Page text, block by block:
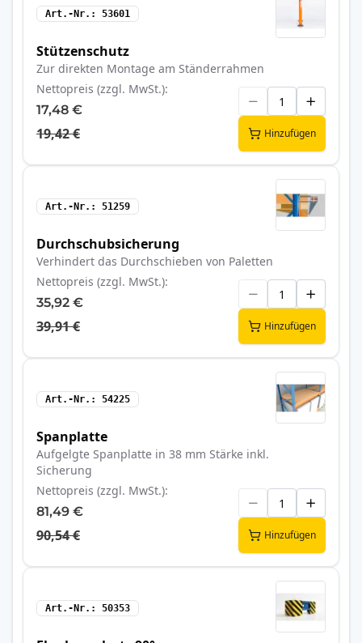
Art.-Nr. 53601
Stützenschutz
Zur direkten Montage am Ständerrahmen
Nettopreis (zzgl. MwSt.)
17,48 €
19,42 € Hinzufügen
Art.-Nr. 51259
Durchschubsicherung
Verhindert das Durchschieben von Paletten
Nettopreis (zzgl. MwSt.)
35,92 €
39,91 € Hinzufügen
Art.-Nr. 54225
Spanplatte
Aufgelgte Spanplatte in 38 mm Stärke inkl.
Sicherung
Nettopreis (zzgl. MwSt.)
81,49 €
90,54 € Hinzufügen
Art.-Nr. 50353